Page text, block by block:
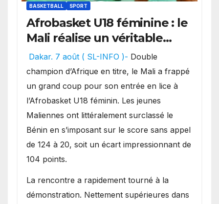
BASKETBALL SPORT
Afrobasket U18 féminine : le
Mali réalise un véritable
festival offensif et inflige
une lourde défaite au
Bénin.
Dakar. 7 août ( SL-INFO )- Double
champion d’Afrique en titre, le Mali a frappé
un grand coup pour son entrée en lice à
l’Afrobasket U18 féminin. Les jeunes
Maliennes ont littéralement surclassé le
Bénin en s’imposant sur le score sans appel
de 124 à 20, soit un écart impressionnant de
104 points.
La rencontre a rapidement tourné à la
démonstration. Nettement supérieures dans